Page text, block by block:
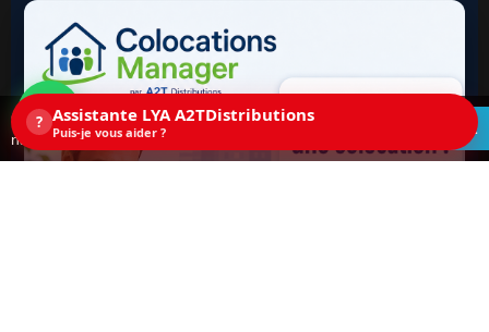
? Assistante LYA A2TDistributions
Puis-je vous aider ?
Ce site utilise des cookies. En continuant la
navigation sur ce site, vous acceptez les cookies.
ACCEPTEZ